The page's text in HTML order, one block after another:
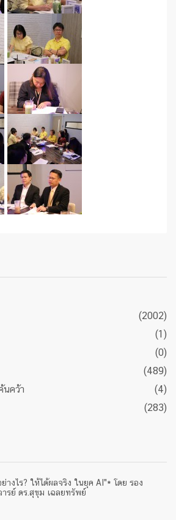
(2002)
(1)
(0)
(489)
นคว้า
(4)
(283)
างไร? ให้ได้ผลจริง ในยุค AI"* โดย รอง
ารย์ ดร.สุขุม เฉลยทรัพย์